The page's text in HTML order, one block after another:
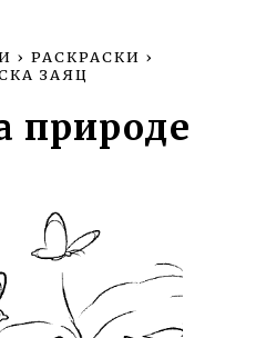
› РАСКРАСКИ ›
ЗАЯЦ
природе